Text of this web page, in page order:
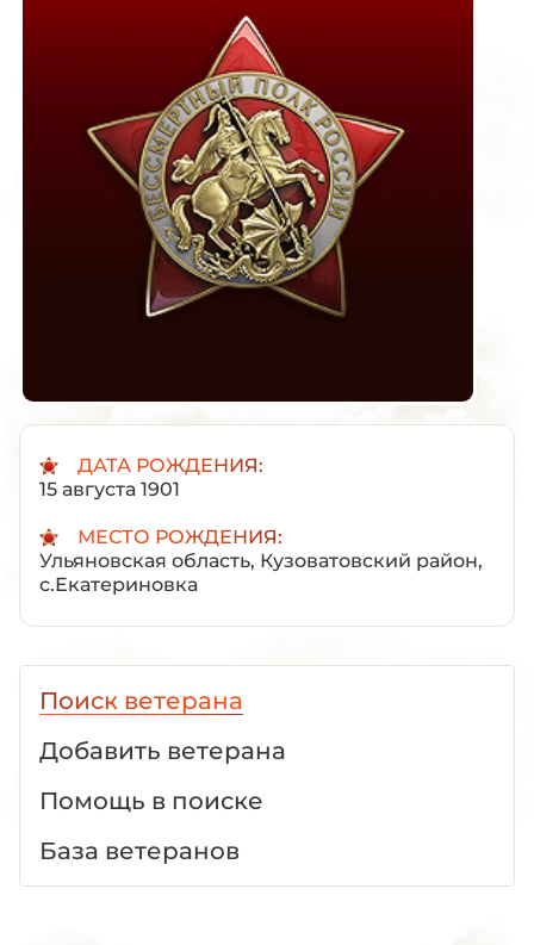
ДАТА РОЖДЕНИЯ:
15 августа 1901
МЕСТО РОЖДЕНИЯ:
Ульяновская область, Кузоватовский район,
с.Екатериновка
Поиск ветерана
Добавить ветерана
Помощь в поиске
База ветеранов